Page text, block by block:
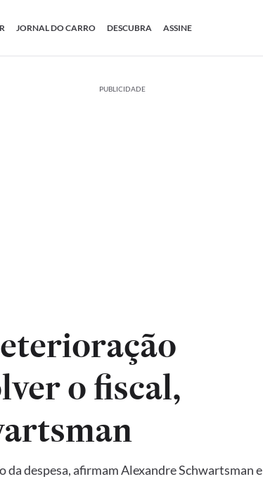
JORNAL DO CARRO DESCUBRA ASSINE
PUBLICIDADE
o fiscal,
despesa, afirmam Alexandre Schwartsman e